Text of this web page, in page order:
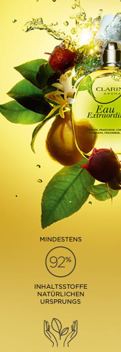
MINDESTENS
INHALTSSTOFFE
NATÜRLICHEN
URSPRUNGS